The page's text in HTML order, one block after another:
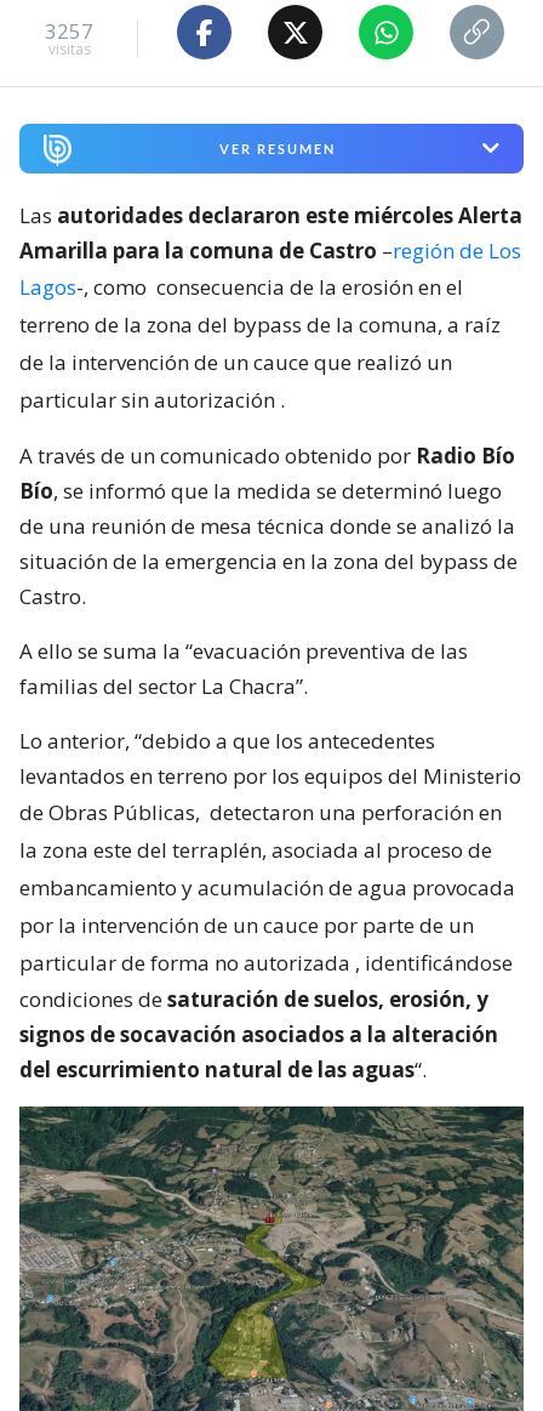
3257
visitas
VER RESUMEN
Las autoridades declararon este miércoles Alerta
Amarilla para la comuna de Castro –región de Los
Lagos-, como consecuencia de la erosión en el
terreno de la zona del bypass de la comuna, a raíz
de la intervención de un cauce que realizó un
particular sin autorización .
A través de un comunicado obtenido por Radio Bío
Bío, se informó que la medida se determinó luego
de una reunión de mesa técnica donde se analizó la
situación de la emergencia en la zona del bypass de
Castro.
A ello se suma la “evacuación preventiva de las
familias del sector La Chacra”.
Lo anterior, “debido a que los antecedentes
levantados en terreno por los equipos del Ministerio
de Obras Públicas, detectaron una perforación en
la zona este del terraplén, asociada al proceso de
embancamiento y acumulación de agua provocada
por la intervención de un cauce por parte de un
particular de forma no autorizada , identificándose
condiciones desaturación de suelos, erosión, y
signos de socavación asociados a la alteración
del escurrimiento natural de las aguas“.